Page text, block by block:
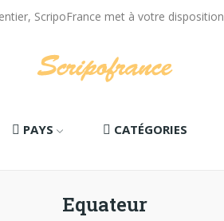
ScripoFrance met à votre disposition
PAYS CATÉGORIES
Equateur